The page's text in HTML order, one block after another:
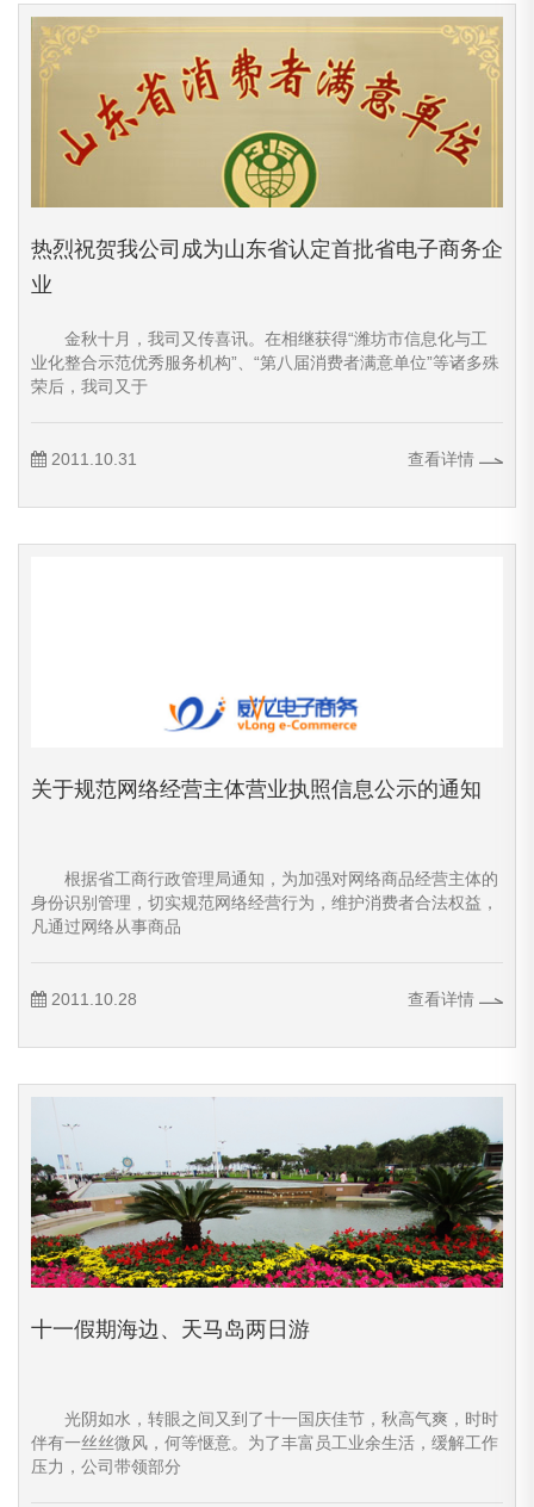
热烈祝贺我公司成为山东省认定首批省电子商务企
业
金秋十月，我司又传喜讯。在相继获得“潍坊市信息化与工
业化整合示范优秀服务机构”、“第八届消费者满意单位”等诸多殊
荣后，我司又于
2011.10.31 查看详情
关于规范网络经营主体营业执照信息公示的通知
根据省工商行政管理局通知，为加强对网络商品经营主体的
身份识别管理，切实规范网络经营行为，维护消费者合法权益，
凡通过网络从事商品
2011.10.28 查看详情
十一假期海边、天马岛两日游
光阴如水，转眼之间又到了十一国庆佳节，秋高气爽，时时
伴有一丝丝微风，何等惬意。为了丰富员工业余生活，缓解工作
压力，公司带领部分